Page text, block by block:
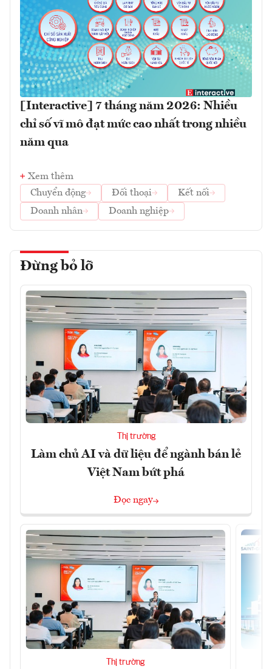
[Interactive] 7 tháng năm 2026: Nhiều
chỉ số vĩ mô đạt mức cao nhất trong nhiều
năm qua
Xem thêm
Chuyển động
Đối thoại
Kết nối
Doanh nhân
Doanh nghiệp
Đừng bỏ lỡ
Thị trường
Làm chủ AI và dữ liệu để ngành bán lẻ
Việt Nam bứt phá
Đọc ngay
Thị trường